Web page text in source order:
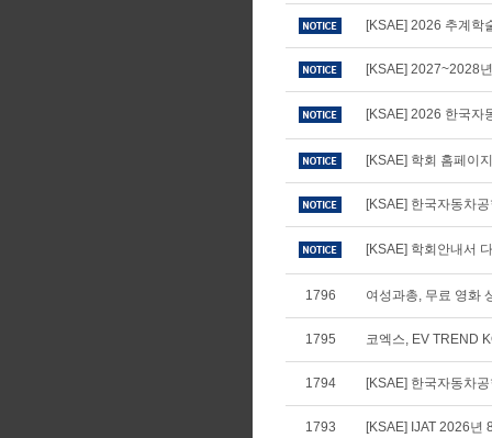
[KSAE] 2026 추계학
[KSAE] 2027~2028
[KSAE] 2026 한국자
[KSAE] 학회 홈페이
[KSAE] 한국자동차
[KSAE] 학회안내서
1796 여성과총, 무료 영화
1795 코엑스, EV TREND
1794 [KSAE] 한국자동차
1793 [KSAE] IJAT 2026년